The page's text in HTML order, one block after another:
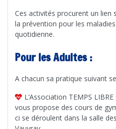
Ces activités procurent un
la prévention pour les
quotidienne.
Pour les Adultes :
A chacun sa pratique suivant
L’Association TEMPS
vous propose des cours de
ci se déroulent dans la salle